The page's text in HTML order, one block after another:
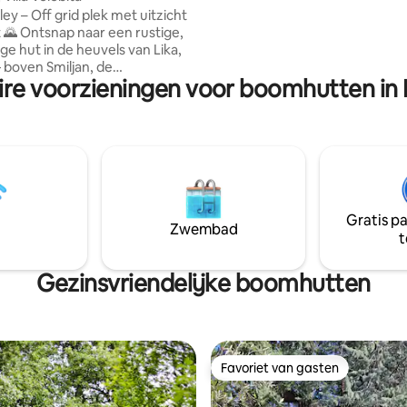
– Off grid plek met uitzicht
Ontsnap naar een rustige,
hut in de heuvels van Lika,
Smiljan, de
van Nikola Tesla.
de natuur, aangedreven
🔋 100% zonne-
usb-opladers)
bronwater
design voor maximale
en rust.
voorzieningen voor boomhutten in
Zwembad
Gratis
Gezinsvriendelijke boomhutten
Favoriet van gasten
Favoriet van gasten